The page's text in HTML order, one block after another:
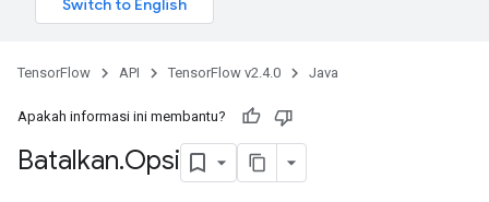
TensorFlow API TensorFlow v2.4.0 Java
Apakah informasi ini membantu?
Batalkan.Opsi